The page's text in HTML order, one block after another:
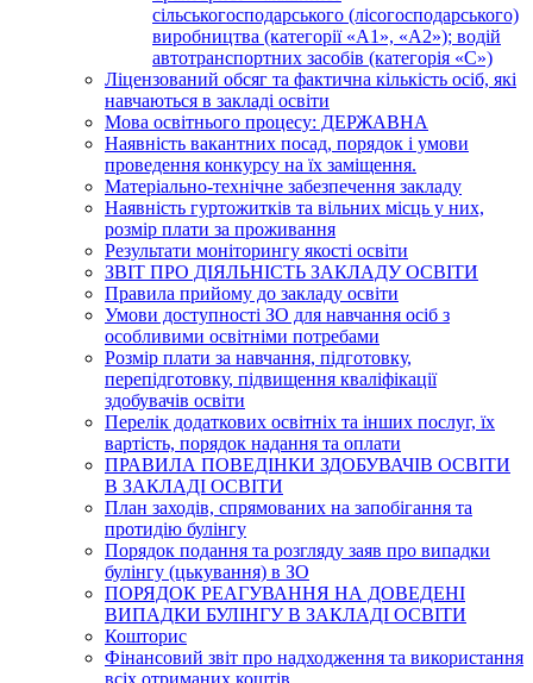
сільськогосподарського (лісогосподарського)
виробництва (категорії «А1», «А2»); водій
автотранспортних засобів (категорія «С»)
Ліцензований обсяг та фактична кількість осіб, які
навчаються в закладі освіти
Мова освітнього процесу: ДЕРЖАВНА
Наявність вакантних посад, порядок і умови
проведення конкурсу на їх заміщення.
Матеріально-технічне забезпечення закладу
Наявність гуртожитків та вільних місць у них,
розмір плати за проживання
Результати моніторингу якості освіти
ЗВІТ ПРО ДІЯЛЬНІСТЬ ЗАКЛАДУ ОСВІТИ
Правила прийому до закладу освіти
Умови доступності ЗО для навчання осіб з
особливими освітніми потребами
Розмір плати за навчання, підготовку,
перепідготовку, підвищення кваліфікації
здобувачів освіти
Перелік додаткових освітніх та інших послуг, їх
вартість, порядок надання та оплати
ПРАВИЛА ПОВЕДІНКИ ЗДОБУВАЧІВ ОСВІТИ
В ЗАКЛАДІ ОСВІТИ
План заходів, спрямованих на запобігання та
протидію булінгу
Порядок подання та розгляду заяв про випадки
булінгу (цькування) в ЗО
ПОРЯДОК РЕАГУВАННЯ НА ДОВЕДЕНІ
ВИПАДКИ БУЛІНГУ В ЗАКЛАДІ ОСВІТИ
Кошторис
Фінансовий звіт про надходження та використання
всіх отриманих коштів